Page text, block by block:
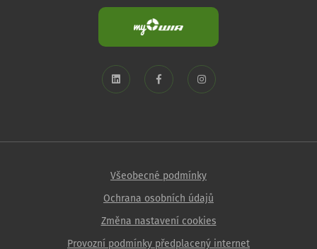
Všeobecné podmínky
Ochrana osobních údajů
Změna nastavení cookies
Provozní podmínky předplacený internet